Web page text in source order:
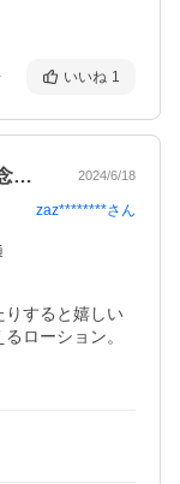
いいね 1
ずっと使っています。値上がりが残念です… 2024/6/18
zaz********さん
りすると嬉しい
ローション。